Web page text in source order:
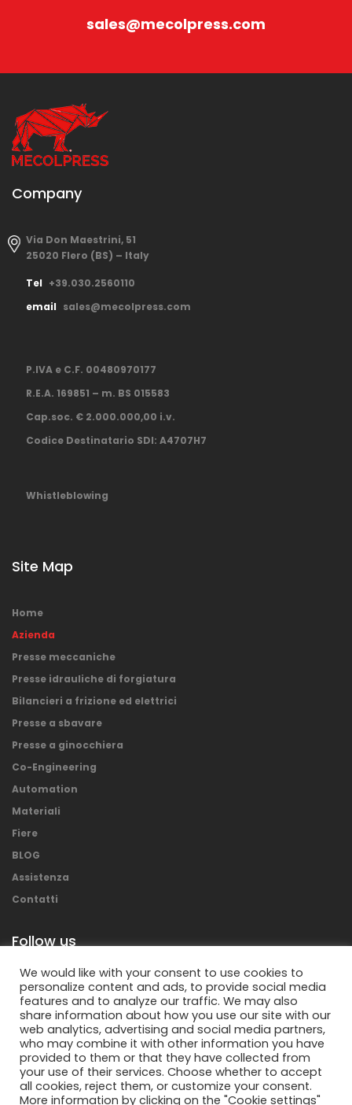
sales@mecolpress.com
Company
Via Don Maestrini, 51
25020 Flero (BS) – Italy
Tel +39.030.2560110
email sales@mecolpress.com
P.IVA e C.F. 00480970177
R.E.A. 169851 – m. BS 015583
Cap.soc. € 2.000.000,00 i.v.
Codice Destinatario SDI: A4707H7
Whistleblowing
Site Map
Home
Azienda
Presse meccaniche
Presse idrauliche di forgiatura
Bilancieri a frizione ed elettrici
Presse a sbavare
Presse a ginocchiera
Co-Engineering
Automation
Materiali
Fiere
BLOG
Assistenza
Contatti
Follow us
We would like with your consent to use cookies to
personalize content and ads, to provide social media
features and to analyze our traffic. We may also
share information about how you use our site with our
web analytics, advertising and social media partners,
who may combine it with other information you have
provided to them or that they have collected from
your use of their services. Choose whether to accept
all cookies, reject them, or customize your consent.
More information by clicking on the "Cookie settings"